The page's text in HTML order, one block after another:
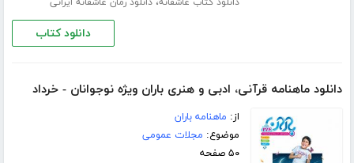
دانلود کتاب
دانلود ماهنامه قرآنی، ادبی و هنری باران ویژه نوجوانان - خرداد
از: ماهنامه باران
موضوع: مجلات عمومی
۵۰ صفحه